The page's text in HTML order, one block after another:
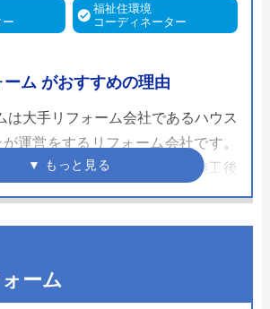
ー
福祉住環境
コーディネーター
ム がおすすめの理由
は大手リフォーム会社であるハウス
運営をするリフォーム会社です。
かした5大保証制度によって施工後
をしてくれるのが嬉しく、一生涯
入れと専属の職人への発注でコスト
することが可能で比較的安くリフ
ーム